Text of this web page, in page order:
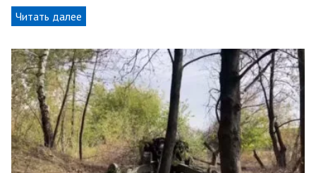
Читать далее